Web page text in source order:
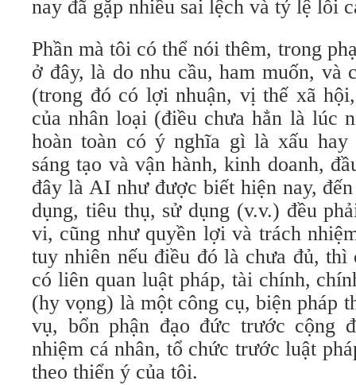
nay đã gặp nhiều sai lệch và tỷ lệ lỗi
Phần mà tôi có thể nói thêm, trong
ở đây, là do nhu cầu, ham muốn,
(trong đó có lợi nhuận, vị thế xã
của nhân loại (điều chưa hẳn là lúc
hoàn toàn có ý nghĩa gì là xấu hay
sáng tạo và vận hành, kinh doanh,
đây là AI như được biết hiện nay,
dụng, tiêu thụ, sử dụng (v.v.) đều
vi, cũng như quyền lợi và trách
tuy nhiên nếu điều đó là chưa đủ, thì
có liên quan luật pháp, tài chính,
(hy vọng) là một công cụ, biện pháp
vụ, bổn phận đạo đức trước cộng
nhiệm cá nhân, tổ chức trước luật
theo thiển ý của tôi.